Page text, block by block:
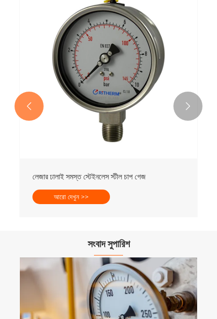
লেজার ঢালাই সমস্ত স্টেইনলেস স্টীল চাপ গেজ
আরো দেখুন >>
 
সংবাদ সুপারিশ